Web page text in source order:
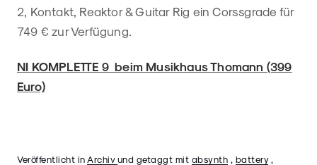
2, Kontakt, Reaktor & Guitar Rig ein Corssgrade für
749 € zur Verfügung.
NI KOMPLETTE 9 beim Musikhaus Thomann (399
Euro)
Veröffentlicht in Archiv und getaggt mit absynth battery,